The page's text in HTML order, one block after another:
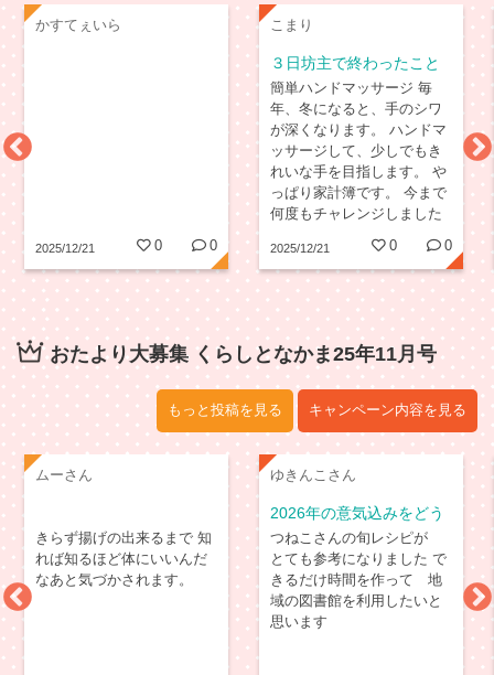
かすてぇいら
2025/12/21 0 0
こまり
３日坊主で終わったこと
簡単ハンドマッサージ 毎
年、冬になると、手のシワ
が深くなります。 ハンドマ
ッサージして、少しでもき
れいな手を目指します。 や
っぱり家計簿です。 今まで
何度もチャレンジしました
せん。 何十年も続けてお
られる方には尊敬しかない
2025/12/21 0 0
おたより大募集 くらしとなかま25年11月号
もっと投稿を見る キャンペーン内容を見る
ムーさん
きらず揚げの出来るまで 知
れば知るほど体にいいんだ
なあと気づかされます。
ゆきんこさん
2026年の意気込みをどう
ぞ
つねこさんの旬レシピが
とても参考になりました で
きるだけ時間を作って 地
域の図書館を利用したいと
思います